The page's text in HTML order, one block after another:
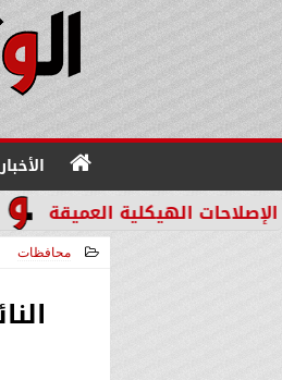
الأخبار
العميد العميقة
محافظات